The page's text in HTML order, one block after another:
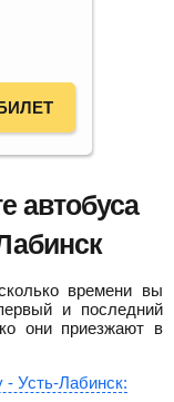
автобуса
времени вы
и последний
они приезжают в
- Усть-Лабинск: